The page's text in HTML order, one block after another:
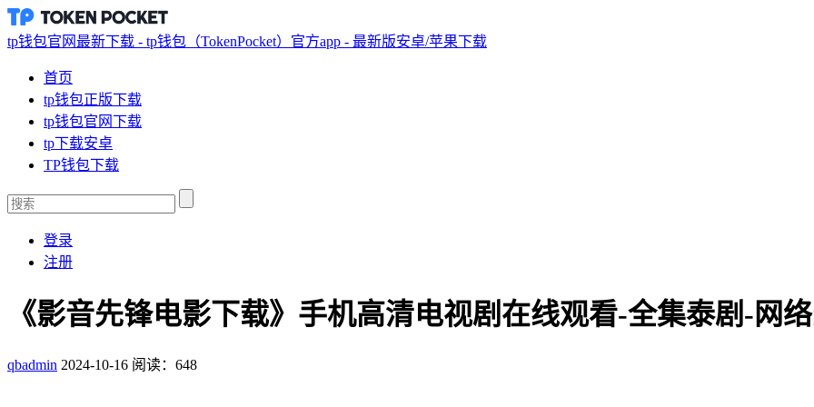
tp钱包官网最新下载 - tp钱包（TokenPocket）官方app - 最新版安卓/苹果下载
首页
tp钱包正版下载
tp钱包官网下载
tp下载安卓
TP钱包下载
登录
注册
《影音先锋电影下载》手机高清电视剧在线观看-全集泰剧-网
qbadmin 2024-10-16 阅读：648